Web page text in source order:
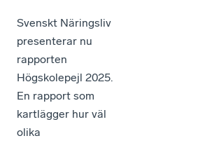
Svenskt Näringsliv
presenterar nu
rapporten
Högskolepejl 2025.
En rapport som
kartlägger hur väl
olika